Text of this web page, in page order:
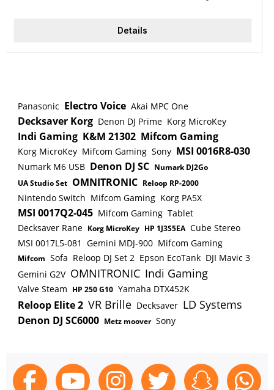
Seitengriff und einer leuchtstarken Doppel-LED mit
Akkusystem LXT: ja Akkuspannung: 18 V Akkutyp
Drehmomenteinstellungen: 21 Leerlaufschlagzahl:
0 - 8250 / 31 500 min⁻¹ Bohrleistung in Holz: 50
mm Bohrleistung in Mauerwerk: 16 mm
Bohrleistung in Stahl: 13 mm Aufnahme:
1/2"-20UNF " Bohrfutterspannweite: 1,5 - 13 mm
Gewicht inkl. Akku (EPTA): 2,3 - 2,7 kg
Produktabmessung (L x B x H): 178 x 81 x 265 mm
Schallleistungspegel (LWA): 95 dB(A)
Schalldruckpegel (LpA): 84 dB(A) K-Wert
Geräusch: 3 dB(A) Vibration: = 2,5 m/s² Vibration
Hammerbohren in Beton: 8,0 m/s² K-Wert
Vibration: 1,5 m/s² Mitgeliefertes Zubehör: 2 x
Akku BL1850B 1 x Schnellladegerät DC18RC
MakPak Gr. 2 Koffer
Details
Panasonic Electro Voice Akai MPC One
Decksaver Korg Denon DJ Prime Korg MicroKey
Indi Gaming K&M 21302 Mifcom Gaming
Korg MicroKey Mifcom Gaming Sony MSI 0016R8-030
Numark M6 USB Denon DJ SC Numark DJ2Go
UA Studio Set OMNITRONIC Reloop RP-2000
Nintendo Switch Mifcom Gaming Korg PA5X
MSI 0017Q2-045 Mifcom Gaming Tablet
Decksaver Rane Korg MicroKey HP 1J3S5EA Cube Stereo
MSI 0017L5-081 Gemini MDJ-900 Mifcom Gaming
Mifcom Sofa Reloop DJ Set 2 Epson EcoTank DJI Mavic 3
Gemini G2V OMNITRONIC Indi Gaming
Valve Steam HP 250 G10 Yamaha DTX452K
Reloop Elite 2 VR Brille Decksaver LD Systems
Denon DJ SC6000 Metz moover Sony